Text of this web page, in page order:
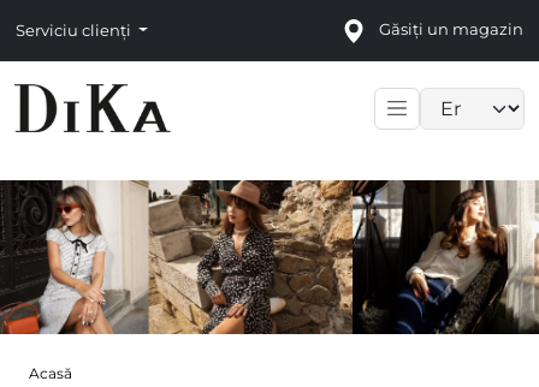
Serviciu clienți Găsiți un magazin
Acasă